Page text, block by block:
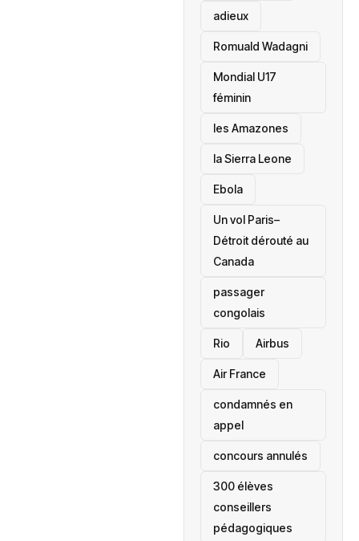
adieux
Romuald Wadagni
Mondial U17
féminin
les Amazones
la Sierra Leone
‎Ebola
Un vol Paris–
Détroit dérouté au
Canada
passager
congolais
Rio Airbus
Air France
condamnés en
appel
concours annulés
300 élèves
conseillers
pédagogiques